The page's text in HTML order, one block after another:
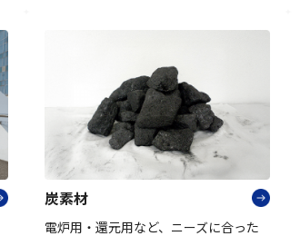
炭素材
電炉用・還元用など、ニーズに合った